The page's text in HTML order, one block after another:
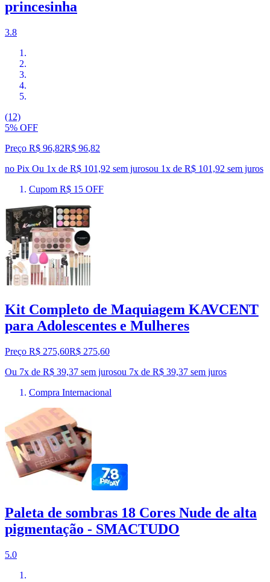
princesinha
3.8
(12)
5% OFF
Preço R$ 96,82R$ 96,82
no Pix Ou 1x de R$ 101,92 sem jurosou 1x de R$ 101,92 sem juros
Cupom R$ 15 OFF
Kit Completo de Maquiagem KAVCENT
para Adolescentes e Mulheres
Preço R$ 275,60R$ 275,60
Ou 7x de R$ 39,37 sem jurosou 7x de R$ 39,37 sem juros
Compra Internacional
Paleta de sombras 18 Cores Nude de alta
pigmentação - SMACTUDO
5.0